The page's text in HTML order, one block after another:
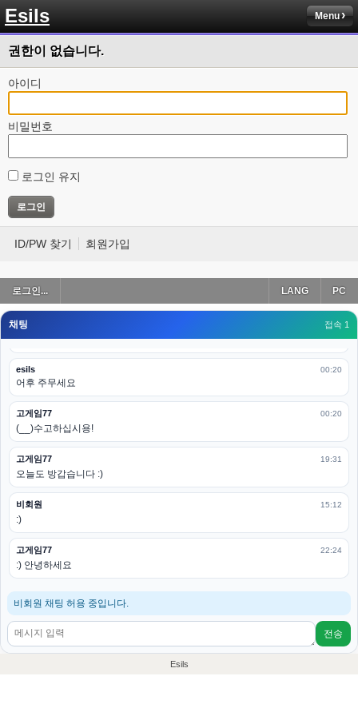
Esils Menu
권한이 없습니다.
아이디
비밀번호
로그인 유지
ID/PW 찾기 회원가입
로그인... PC
LANG
채팅 접속 1
esils 00:18
나가도 3이네 하핫 ...
고게임77
ㅋㅋㅋㅋㅋㅋㅋㅋ
이게 db 접속자수로 잡는형태로 해서 그런가 ;;
esils
아 이제 2로 돌아왔군요
다 펼쳐두면 너무길어서 ..
esils 00:19
모바일로 보는데도 좀 불편하더라구요
고게임77 00:19
아 ㅋㅋ 내일도 심심하면 들리겠습니다. 벌써 12시가 넘었었네요
esils 00:20
어후 주무세요
고게임77 00:20
(__)수고하십시용!
고게임77 19:31
오늘도 방갑습니다 :)
비회원 15:12
:)
고게임77 22:24
:) 안녕하세요
비회원 채팅 허용 중입니다.
전송
Esils